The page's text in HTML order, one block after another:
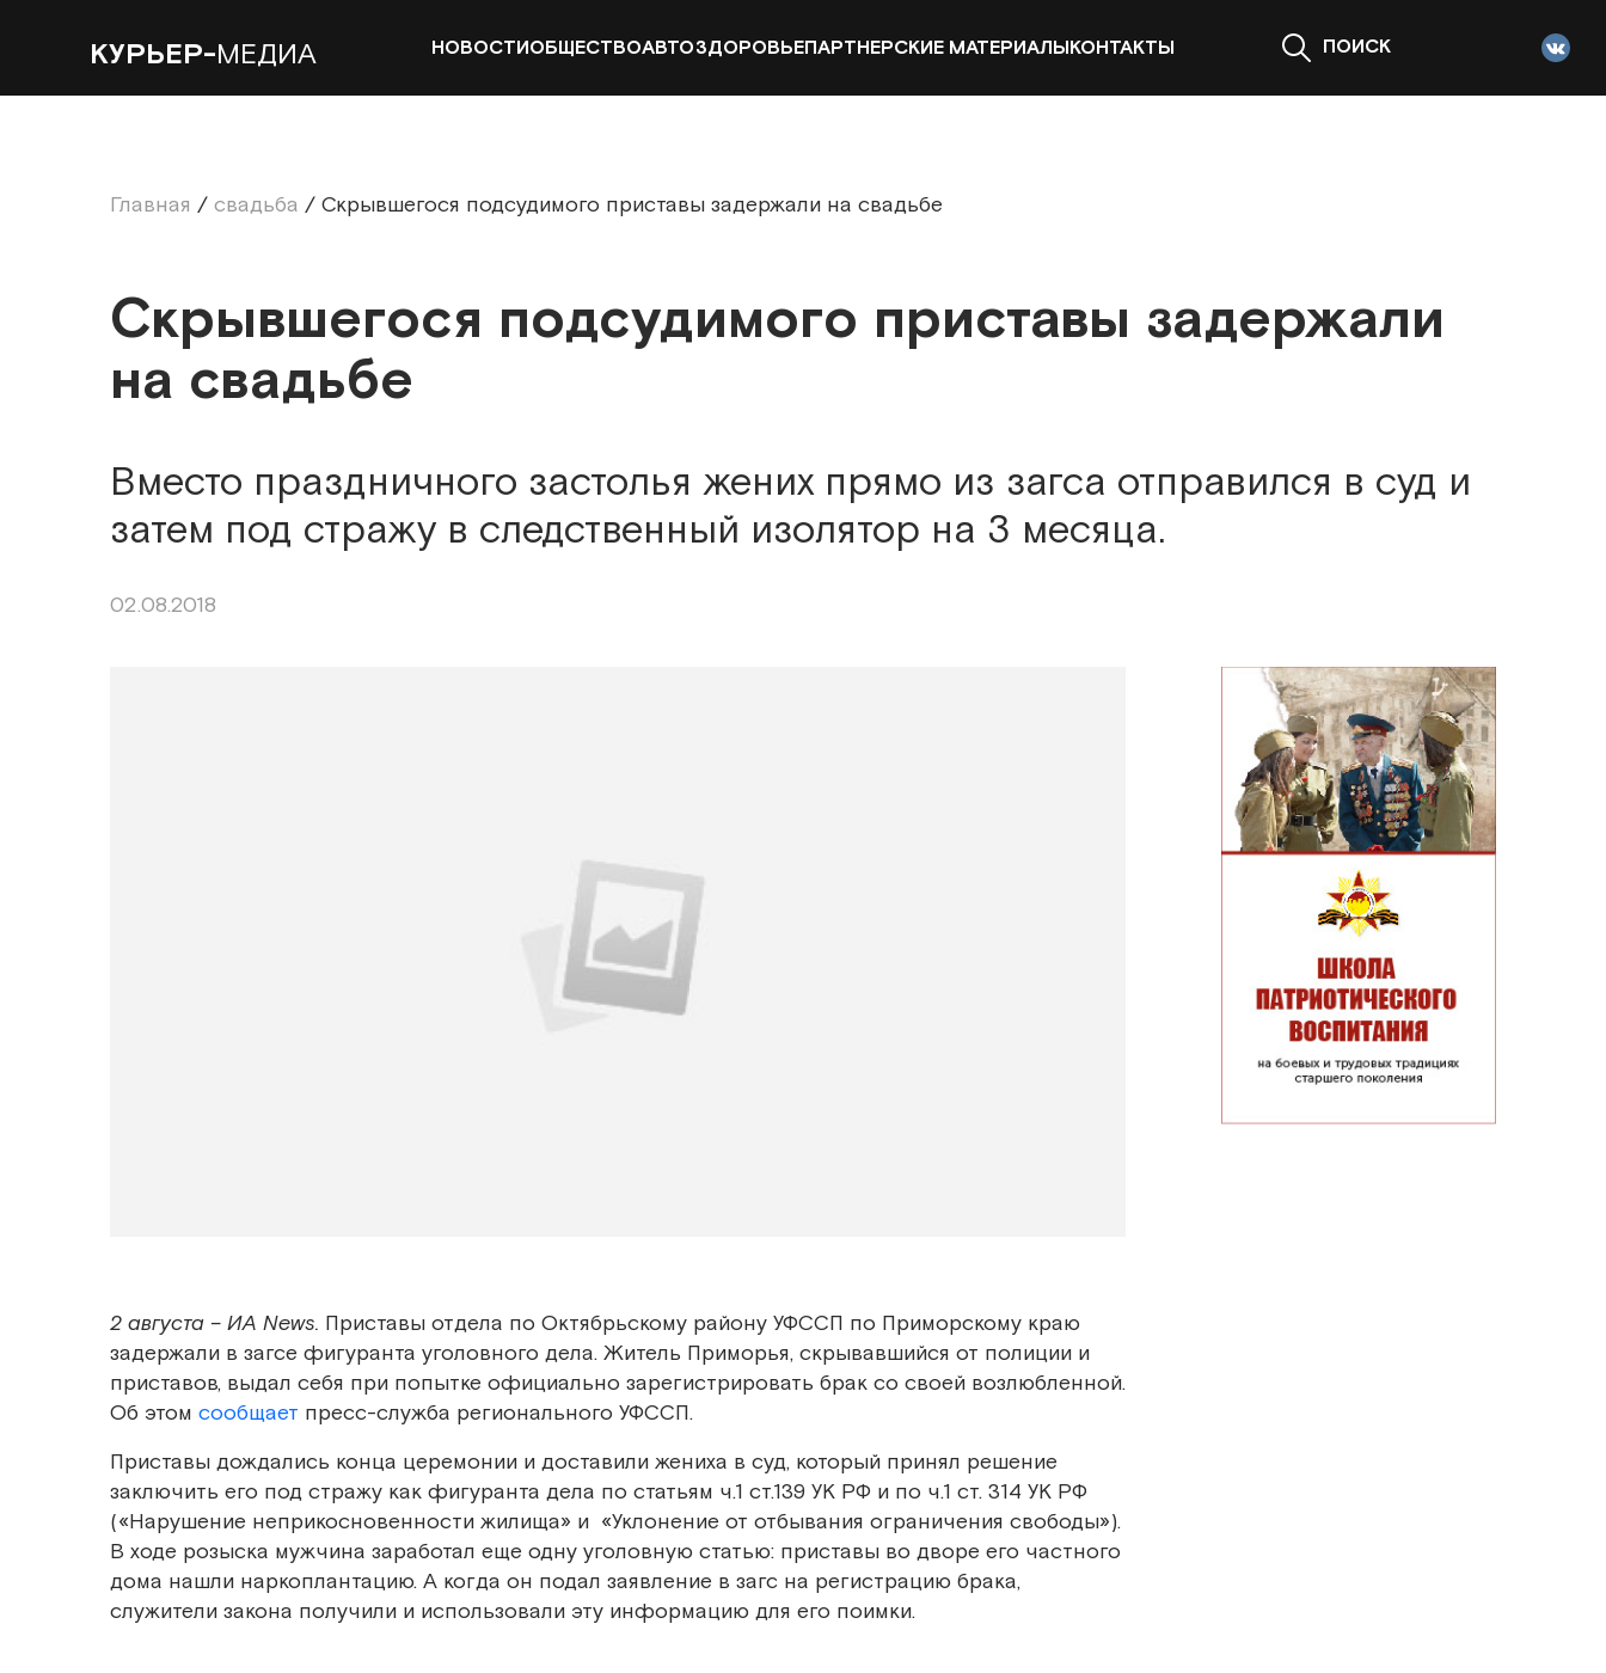
КУРЬЕР-МЕДИА НОВОСТИОБЩЕСТВОАВТОЗДОРОВЬЕПАРТНЕРСКИЕ МАТЕРИАЛЫКОНТАКТЫ ПОИСК
Главная / свадьба / Скрывшегося подсудимого приставы задержали на свадьбе
Скрывшегося подсудимого приставы задержали
на свадьбе
Вместо праздничного застолья жених прямо из загса отправился в суд и
затем под стражу в следственный изолятор на 3 месяца.
02.08.2018
2 августа – ИА News. Приставы отдела по Октябрьскому району УФССП по Приморскому краю
задержали в загсе фигуранта уголовного дела. Житель Приморья, скрывавшийся от полиции и
приставов, выдал себя при попытке официально зарегистрировать брак со своей возлюбленной.
Об этом сообщает пресс-служба регионального УФССП.
Приставы дождались конца церемонии и доставили жениха в суд, который принял решение
заключить его под стражу как фигуранта дела по статьям ч.1 ст.139 УК РФ и по ч.1 ст. 314 УК РФ
(«Нарушение неприкосновенности жилища» и «Уклонение от отбывания ограничения свободы»).
В ходе розыска мужчина заработал еще одну уголовную статью: приставы во дворе его частного
дома нашли наркоплантацию. А когда он подал заявление в загс на регистрацию брака,
служители закона получили и использовали эту информацию для его поимки.